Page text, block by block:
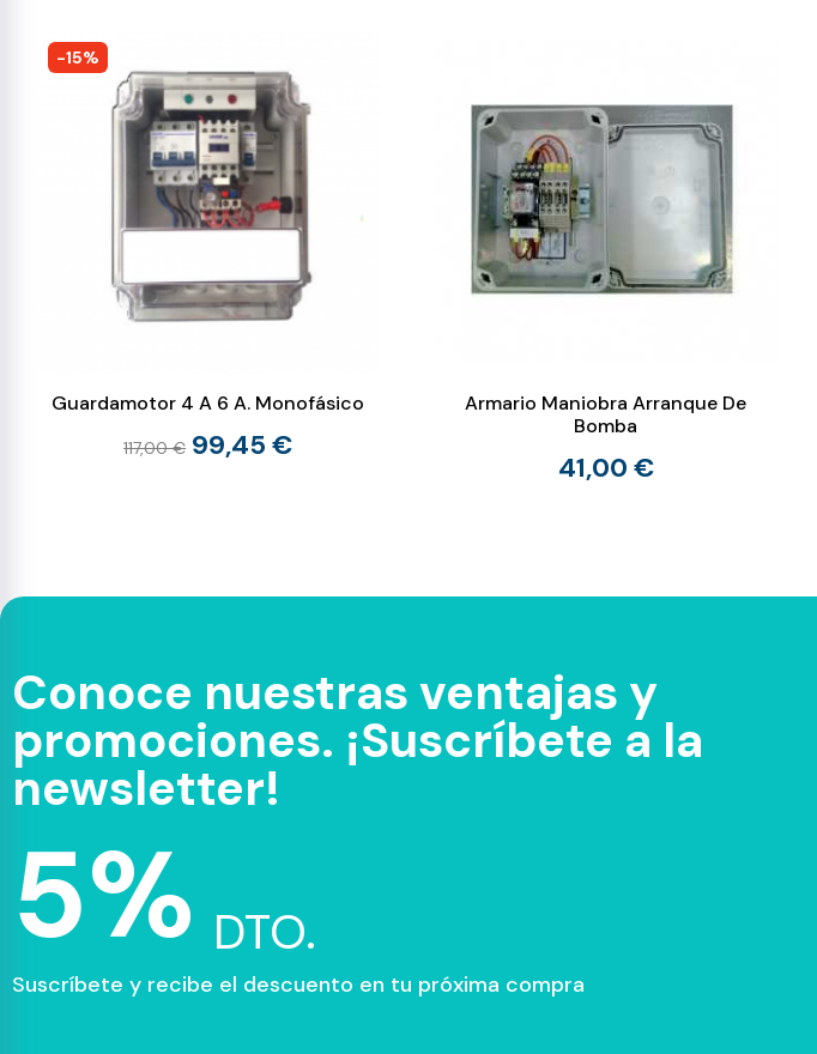
-15%
Guardamotor 4 A 6 A. Monofásico
117,00 € 99,45 €
Armario Maniobra Arranque De
Bomba
41,00 €
Conoce nuestras ventajas y
promociones. ¡Suscríbete a la
newsletter!
5% DTO.
Suscríbete y recibe el descuento en tu próxima compra